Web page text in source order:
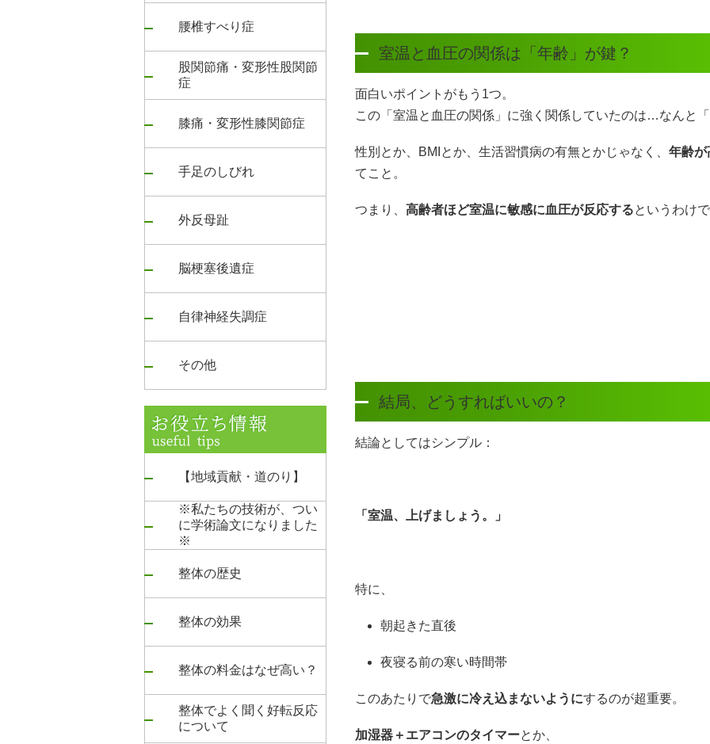
腰椎すべり症
股関節痛・変形性股関節
症
膝痛・変形性膝関節症
手足のしびれ
外反母趾
脳梗塞後遺症
自律神経失調症
その他
【地域貢献・道のり】
※私たちの技術が、つい
に学術論文になりました
※
整体の歴史
整体の効果
整体の料金はなぜ高い？
整体でよく聞く好転反応
について
室温と血圧の関係は「年齢」が鍵？
面白いポイントがもう1つ。
この「室温と血圧の関係」に強く関係していたのは…なんと「
性別とか、BMIとか、生活習慣病の有無とかじゃなく、 年齢が
てこと。
つまり、 高齢者ほど室温に敏感に血圧が反応するというわけ
結局、どうすればいいの？
結論としてはシンプル：
「室温、上げましょう。」
特に、
朝起きた直後
夜寝る前の寒い時間帯
このあたりで急激に冷え込まないようにするのが超重要。
加湿器＋エアコンのタイマーとか、